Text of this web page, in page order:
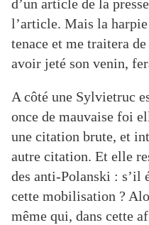
d’un article de la
l’article. Mais la
tenace et me traitera de
avoir jeté son venin,
A côté une Sylvietruc
once de mauvaise foi
une citation brute, et
autre citation. Et elle
des anti-Polanski : s’il
cette mobilisation ?
même qui, dans cette